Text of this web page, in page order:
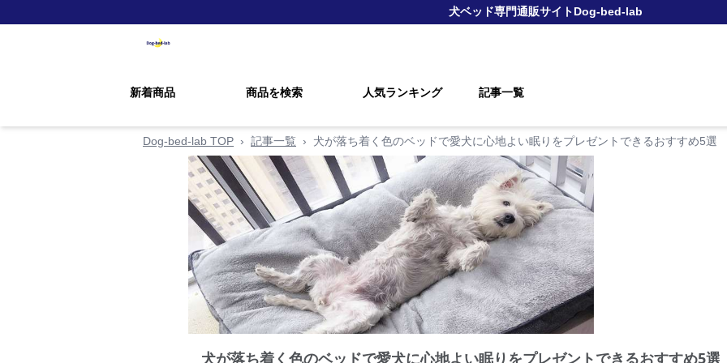
犬ベッド専門通販サイトDog-bed-lab
新着商品 商品を検索 人気ランキング 記事一覧
Dog-bed-lab TOP › 記事一覧 › 犬が落ち着く色のベッドで愛犬に心地よい眠りをプレゼントできるおすすめ5選
犬が落ち着く色のベッドで愛犬に心地よい眠りをプレゼントできるおすすめ5選